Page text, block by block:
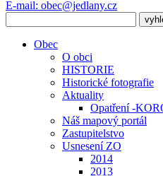
E-mail: obec@jedlany.cz
Obec
O obci
HISTORIE
Historické fotografie
Aktuality
Opatření -
Náš mapový portál
Zastupitelstvo
Usnesení ZO
2014
2013